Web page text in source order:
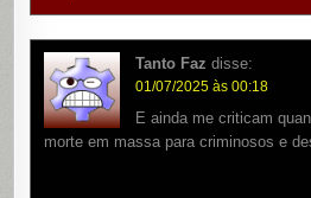
Tanto Faz disse:
01/07/2025 às 00:18
E ainda me criticam
morte em massa para criminosos e